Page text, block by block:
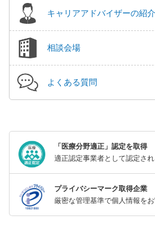
キャリアアドバイザーの紹介
相談会場
よくある質問
「医療分野適正」認定を取得
適正認定事業者として認定され
プライバシーマーク取得企業
厳密な管理基準で個人情報をお